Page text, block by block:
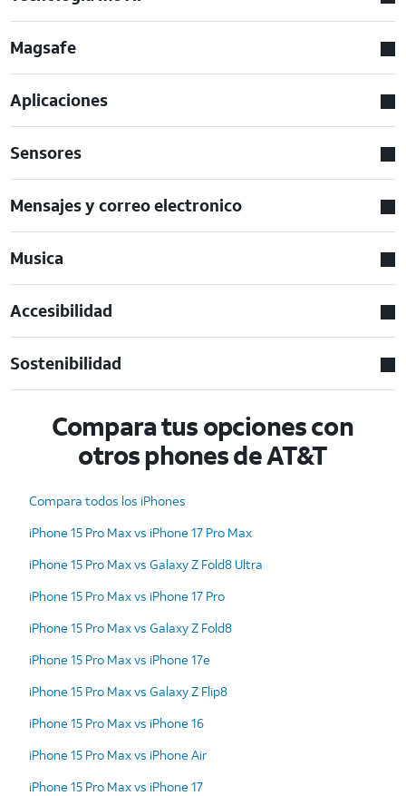
Magsafe
Aplicaciones
Sensores
Mensajes y correo electronico
Musica
Accesibilidad
Sostenibilidad
Compara tus opciones con
otros phones de AT&T
Compara todos los iPhones
iPhone 15 Pro Max vs iPhone 17 Pro Max
iPhone 15 Pro Max vs Galaxy Z Fold8 Ultra
iPhone 15 Pro Max vs iPhone 17 Pro
iPhone 15 Pro Max vs Galaxy Z Fold8
iPhone 15 Pro Max vs iPhone 17e
iPhone 15 Pro Max vs Galaxy Z Flip8
iPhone 15 Pro Max vs iPhone 16
iPhone 15 Pro Max vs iPhone Air
iPhone 15 Pro Max vs iPhone 17